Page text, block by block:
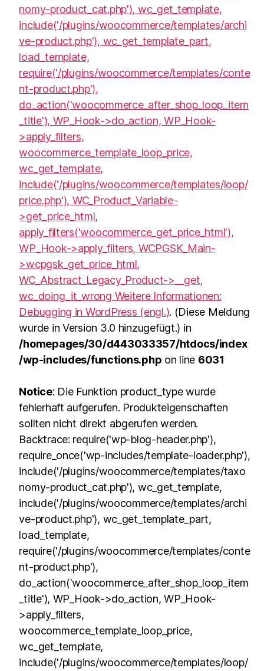
nomy-product_cat.php'), wc_get_template,
include('/plugins/woocommerce/templates/archi
ve-product.php'), wc_get_template_part,
load_template,
require('/plugins/woocommerce/templates/conte
nt-product.php'),
do_action('woocommerce_after_shop_loop_item
_title'), WP_Hook->do_action, WP_Hook-
>apply_filters,
woocommerce_template_loop_price,
wc_get_template,
include('/plugins/woocommerce/templates/loop/
price.php'), WC_Product_Variable-
>get_price_html,
apply_filters('woocommerce_get_price_html'),
WP_Hook->apply_filters, WCPGSK_Main-
>wcpgsk_get_price_html,
WC_Abstract_Legacy_Product->__get,
wc_doing_it_wrong Weitere Informationen:
Debugging in WordPress (engl.). (Diese Meldung
wurde in Version 3.0 hinzugefügt.) in
/homepages/30/d443033357/htdocs/index
/wp-includes/functions.php on line 6031
Notice: Die Funktion product_type wurde
fehlerhaft aufgerufen. Produkteigenschaften
sollten nicht direkt abgerufen werden.
Backtrace: require('wp-blog-header.php'),
require_once('wp-includes/template-loader.php'),
include('/plugins/woocommerce/templates/taxo
nomy-product_cat.php'), wc_get_template,
include('/plugins/woocommerce/templates/archi
ve-product.php'), wc_get_template_part,
load_template,
require('/plugins/woocommerce/templates/conte
nt-product.php'),
do_action('woocommerce_after_shop_loop_item
_title'), WP_Hook->do_action, WP_Hook-
>apply_filters,
woocommerce_template_loop_price,
wc_get_template,
include('/plugins/woocommerce/templates/loop/